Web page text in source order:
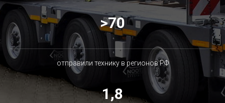
>70
отправили технику в регионов РФ
1,8